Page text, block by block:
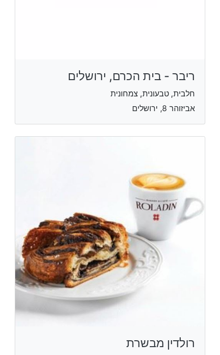
ריבר - בית הכרם, ירושלים
חלבית, טבעונית, צמחונית
אביזוהר 8, ירושלים
רולדין מבשרת